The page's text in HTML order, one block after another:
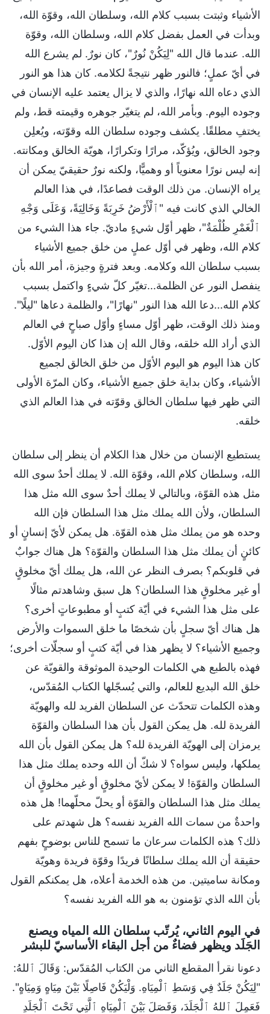
الأشياء وثبتت بسبب كلام الله، وسلطان الله، وقوّة الله،
وبدأت في العمل بفضل كلام الله، وسلطان الله، وقوّة
الله. عندما قال الله "لِيَكُنْ نُورٌ"، كان نورٌ. لم يشرع الله
في أيّ عملٍ؛ فالنور ظهر نتيجةً لكلامه. كان هذا هو النور
الذي دعاه الله نهارًا، والذي لا يزال يعتمد عليه الإنسان في
وجوده اليوم. وبأمر الله، لم يتغيّر جوهره وقيمته قط، ولم
يختفِ مطلقًا. يكشف وجوده سلطان الله وقوّته، ويُعلِن
وجود الخالق، ويُؤكّد، مرارًا وتكرارًا، هويّة الخالق ومكانته.
إنه ليس نورًا معنوياً أو وهميًّا، ولكنه نورٌ حقيقيّ يمكن أن
يراه الإنسان. من ذلك الوقت فصاعدًا، في هذا العالم
الخالي الذي كانت فيه "ٱلْأَرْضُ خَرِبَةً وَخَالِيَةً، وَعَلَى وَجْهِ
ٱلْغَمْرِ ظُلْمَةٌ"، ظهر أوّل شيءٍ ماديّ. جاء هذا الشيء من
كلام الله، وظهر في أوّل عملٍ من خلق جميع الأشياء
بسبب سلطان الله وكلامه. وبعد فترةٍ وجيزة، أمر الله بأن
ينفصل النور عن الظلمة...تغيّر كلّ شيءٍ واكتمل بسبب
كلام الله...دعا الله هذا النور "نهارًا"، والظلمة دعاها "ليلًا".
ومنذ ذلك الوقت، ظهر أوّل مساءٍ وأوّل صباحٍ في العالم
الذي أراد الله خلقه، وقال الله إن هذا كان اليوم الأوّل.
كان هذا اليوم هو اليوم الأوّل من خلق الخالق لجميع
الأشياء، وكان بداية خلق جميع الأشياء، وكان المرّة الأولى
التي ظهر فيها سلطان الخالق وقوّته في هذا العالم الذي
خلقه.
يستطيع الإنسان من خلال هذا الكلام أن ينظر إلى سلطان
الله، وسلطان كلام الله، وقوّة الله. لا يملك أحدٌ سوى الله
مثل هذه القوّة، وبالتالي لا يملك أحدٌ سوى الله مثل هذا
السلطان، ولأن الله يملك مثل هذا السلطان فإن الله
وحده هو من يملك مثل هذه القوّة. هل يمكن لأيّ إنسانٍ أو
كائنٍ أن يملك مثل هذا السلطان والقوّة؟ هل هناك جوابٌ
في قلوبكم؟ بصرف النظر عن الله، هل يملك أيّ مخلوقٍ
أو غير مخلوقٍ هذا السلطان؟ هل سبق وشاهدتم مثالًا
على مثل هذا الشيء في أيّة كتبٍ أو مطبوعاتٍ أخرى؟
هل هناك أيّ سجلٍ بأن شخصًا ما خلق السموات والأرض
وجميع الأشياء؟ لا يظهر هذا في أيّة كتبٍ أو سجلّات أخرى؛
فهذه بالطبع هي الكلمات الوحيدة الموثوقة والقويّة عن
خلق الله البديع للعالم، والتي يُسجّلها الكتاب المُقدّس،
وهذه الكلمات تتحدّث عن السلطان الفريد لله والهويّة
الفريدة لله. هل يمكن القول بأن هذا السلطان والقوّة
يرمزان إلى الهويّة الفريدة لله؟ هل يمكن القول بأن الله
يملكها، وليس سواه؟ لا شكّ أن الله وحده يملك مثل هذا
السلطان والقوّة! لا يمكن لأيّ مخلوقٍ أو غير مخلوقٍ أن
يملك مثل هذا السلطان والقوّة أو يحلّ محلّهما! هل هذه
واحدةٌ من سمات الله الفريد نفسه؟ هل شهدتم على
ذلك؟ هذه الكلمات سرعان ما تسمح للناس بوضوحٍ بفهم
حقيقة أن الله يملك سلطانًا فريدًا وقوّة فريدة وهويّة
ومكانة ساميتين. من هذه الخدمة أعلاه، هل يمكنكم القول
بأن الله الذي تؤمنون به هو الله الفريد نفسه؟
في اليوم الثاني، يُرتّب سلطان الله المياه ويصنع
الجَلَد ويظهر فضاءٌ من أجل البقاء الأساسيّ للبشر
دعونا نقرأ المقطع الثاني من الكتاب المُقدّس: وَقَالَ ٱللهُ:
"لِيَكُنْ جَلَدٌ فِي وَسَطِ ٱلْمِيَاهِ. وَلْيَكُنْ فَاصِلًا بَيْنَ مِيَاهٍ وَمِيَاهٍ".
فَعَمِلَ ٱللهُ ٱلْجَلَدَ، وَفَصَلَ بَيْنَ ٱلْمِيَاهِ ٱلَّتِي تَحْتَ ٱلْجَلَدِ